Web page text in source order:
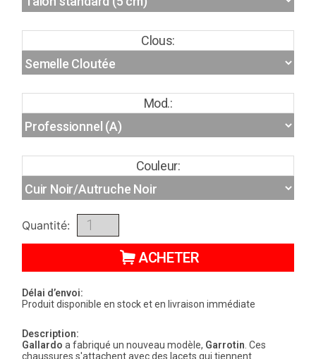
Clous:
Mod.:
Couleur:
Quantité:
ACHETER
Délai d’envoi:
Produit disponible en stock et en livraison immédiate
Description:
Gallardo a fabriqué un nouveau modèle, Garrotin . Ces
chaussures s'attachent avec des lacets qui tiennent